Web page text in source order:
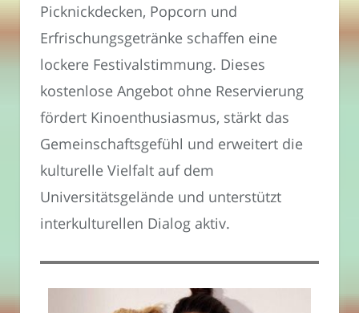
Picknickdecken, Popcorn und
Erfrischungsgetränke schaffen eine
lockere Festivalstimmung. Dieses
kostenlose Angebot ohne Reservierung
fördert Kinoenthusiasmus, stärkt das
Gemeinschaftsgefühl und erweitert die
kulturelle Vielfalt auf dem
Universitätsgelände und unterstützt
interkulturellen Dialog aktiv.